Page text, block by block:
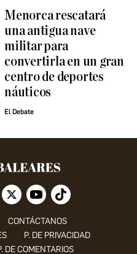
Menorca rescatará
una antigua nave
militar para
convertirla en un gran
centro de deportes
náuticos
El Debate
CONTÁCTANOS
P. DE PRIVACIDAD
DE COMENTARIOS